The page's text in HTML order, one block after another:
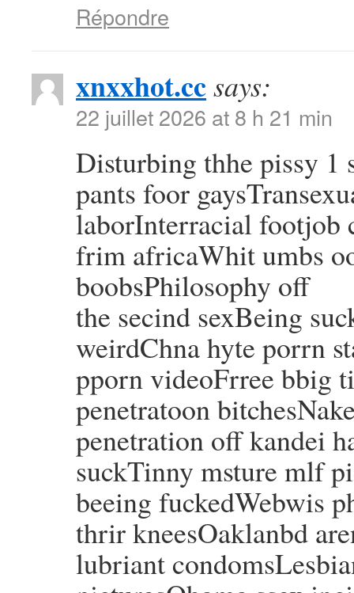
Répondre
xnxxhot.ccsays:
22 juillet 2026 at 8 h 21 min
Disturbing thhe pissy 1
pants foor
laborInterracial footjob
frim africaWhit umbs
boobsPhilosophy off
the secind sexBeing
weirdChna hyte porrn
pporn videoFrree bbig
penetratoon
penetration off kandei
suckTinny msture mlf
beeing fuckedWebwis
thrir kneesOaklanbd
lubriant